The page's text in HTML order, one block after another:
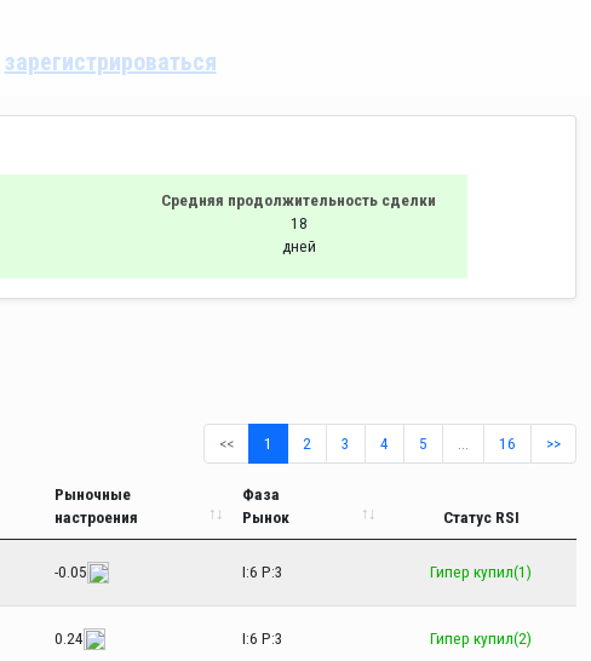
зарегистрироваться
Средняя продолжительность сделки
18
дней
<< 1 2 3 4 5 16 >>
Рыночные
настроения
Фаза
Рынок
Статус RSI
-0.05 I:6 P:3 Гипер купил(1)
0.24 I:6 P:3 Гипер купил(2)